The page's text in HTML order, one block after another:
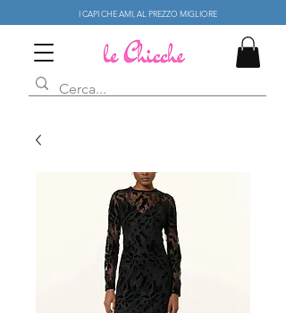
I CAPI CHE AMI, AL PREZZO MIGLIORE